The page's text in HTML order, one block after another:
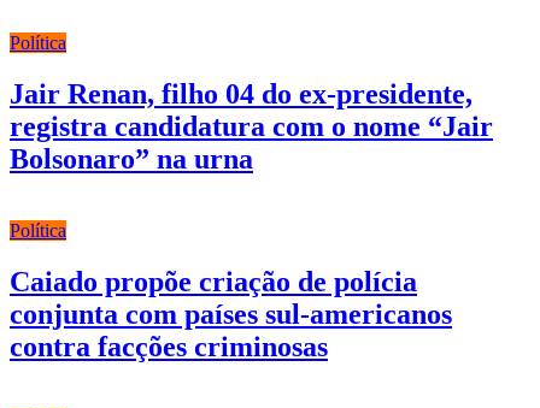
Política
Jair Renan, filho 04 do ex-presidente,
registra candidatura com o nome “Jair
Bolsonaro” na urna
Política
Caiado propõe criação de polícia
conjunta com países sul-americanos
contra facções criminosas